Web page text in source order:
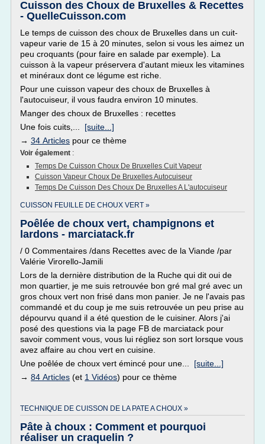
Cuisson des Choux de Bruxelles & Recettes
- QuelleCuisson.com
Le temps de cuisson des choux de Bruxelles dans un cuit-
vapeur varie de 15 à 20 minutes, selon si vous les aimez un
peu croquants (pour faire en salade par exemple). La
cuisson à la vapeur préservera d'autant mieux les vitamines
et minéraux dont ce légume est riche.
Pour une cuisson vapeur des choux de Bruxelles à
l'autocuiseur, il vous faudra environ 10 minutes.
Manger des choux de Bruxelles : recettes
Une fois cuits,... [suite...]
→ 34 Articles pour ce thème
Voir également :
Temps De Cuisson Choux De Bruxelles Cuit Vapeur
Cuisson Vapeur Choux De Bruxelles Autocuiseur
Temps De Cuisson Des Choux De Bruxelles A L'autocuiseur
CUISSON FEUILLE DE CHOUX VERT »
Poêlée de choux vert, champignons et
lardons - marciatack.fr
/ 0 Commentaires /dans Recettes avec de la Viande /par
Valérie Virorello-Jamili
Lors de la dernière distribution de la Ruche qui dit oui de
mon quartier, je me suis retrouvée bon gré mal gré avec un
gros choux vert non frisé dans mon panier. Je ne l'avais pas
commandé et du coup je me suis retrouvée un peu prise au
dépourvu quand il a été question de le cuisiner. Alors j'ai
posé des questions via la page FB de marciatack pour
savoir comment vous, vous lui régliez son sort lorsque vous
avez affaire au chou vert en cuisine.
Une poêlée de choux vert émincé pour une... [suite...]
→ 84 Articles (et 1 Vidéos) pour ce thème
TECHNIQUE DE CUISSON DE LA PATE A CHOUX »
Pâte à choux : Comment et pourquoi
réaliser un craquelin ?